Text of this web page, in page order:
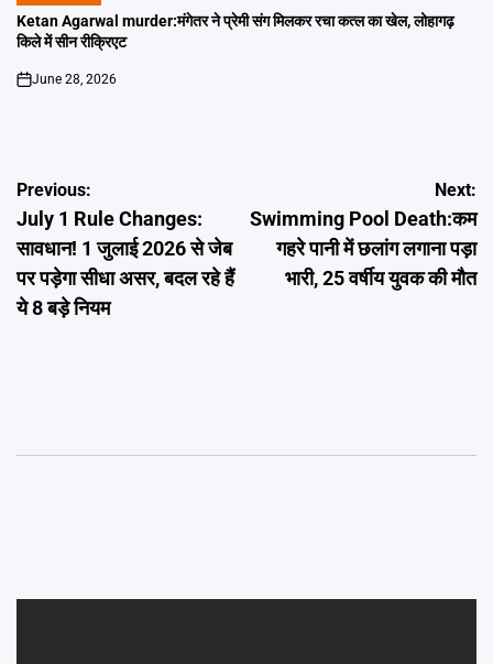
IN
Ketan Agarwal murder:मंगेतर ने प्रेमी संग मिलकर रचा कत्ल का खेल, लोहागढ़
किले में सीन रीक्रिएट
on
June 28, 2026
Post
navigation
Previous:
July 1 Rule Changes:
सावधान! 1 जुलाई 2026 से जेब
पर पड़ेगा सीधा असर, बदल रहे हैं
ये 8 बड़े नियम
Next:
Swimming Pool Death:कम
गहरे पानी में छलांग लगाना पड़ा
भारी, 25 वर्षीय युवक की मौत